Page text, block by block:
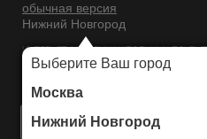
обычная версия
Нижний Новгород
Выберите Ваш город
Москва
Нижний Новгород
ИНТЕРНЕТ-МАГАЗИН НАПОЛЬНЫХ